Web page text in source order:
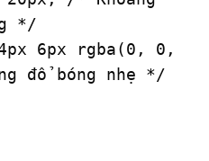
*/
6px rgba ( 0 , 0
đổ bóng nhẹ */